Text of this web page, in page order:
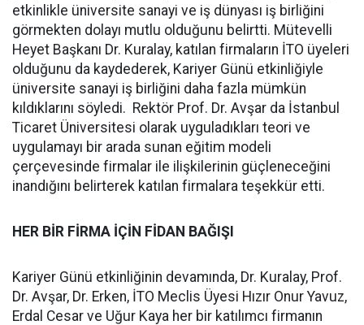
etkinlikle üniversite sanayi ve iş dünyası iş birliğini
görmekten dolayı mutlu olduğunu belirtti. Mütevelli
Heyet Başkanı Dr. Kuralay, katılan firmaların İTO üyeleri
olduğunu da kaydederek, Kariyer Günü etkinliğiyle
üniversite sanayi iş birliğini daha fazla mümkün
kıldıklarını söyledi. Rektör Prof. Dr. Avşar da İstanbul
Ticaret Üniversitesi olarak uyguladıkları teori ve
uygulamayı bir arada sunan eğitim modeli
çerçevesinde firmalar ile ilişkilerinin güçleneceğini
inandığını belirterek katılan firmalara teşekkür etti.
HER BİR FİRMA İÇİN FİDAN BAĞIŞI
Kariyer Günü etkinliğinin devamında, Dr. Kuralay, Prof.
Dr. Avşar, Dr. Erken, İTO Meclis Üyesi Hızır Onur Yavuz,
Erdal Cesar ve Uğur Kaya her bir katılımcı firmanın